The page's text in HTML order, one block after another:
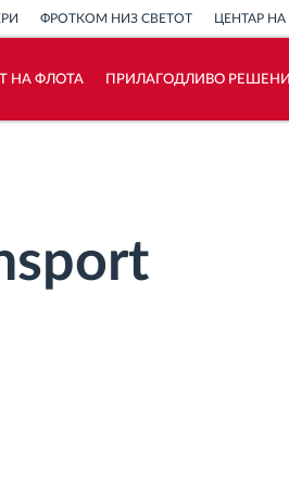
ФРОТКОМ НИЗ СВЕТОТ ЦЕНТАР
НА ФЛОТА ПРИЛАГОДЛИВО